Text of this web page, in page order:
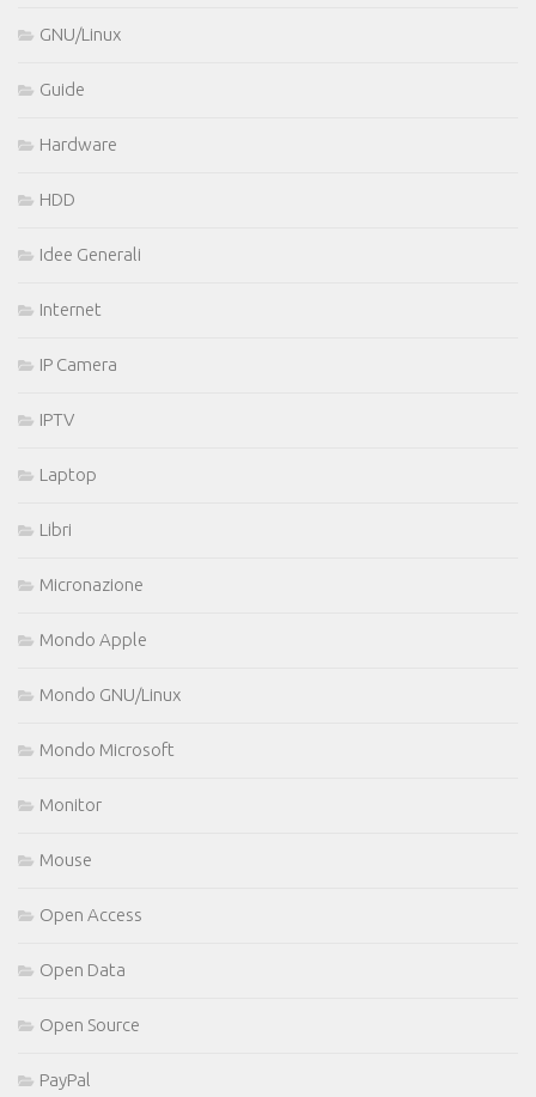
GNU/Linux
Guide
Hardware
HDD
Idee Generali
Internet
IP Camera
IPTV
Laptop
Libri
Micronazione
Mondo Apple
Mondo GNU/Linux
Mondo Microsoft
Monitor
Mouse
Open Access
Open Data
Open Source
PayPal